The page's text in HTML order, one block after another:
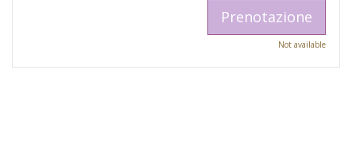
Prenotazione
Not available